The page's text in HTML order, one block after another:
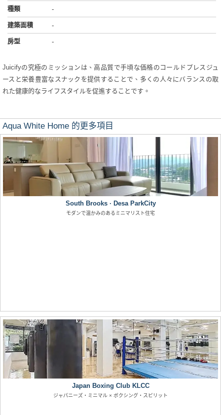
種類
-
建築面積 -
房型 -
Juicifyの究極のミッションは、高品質で手頃な価格のコールドプレスジュ
ースと栄養豊富なスナックを提供することで、多くの人々にバランスの取
れた健康的なライフスタイルを促進することです。
Aqua White Home 的更多項目
South Brooks · Desa ParkCity
モダンで温かみのあるミニマリスト住宅
Japan Boxing Club KLCC
ジャパニーズ・ミニマル × ボクシング・スピリット